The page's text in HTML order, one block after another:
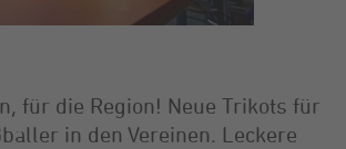
für die Region! Neue Trikots für
in den Vereinen. Leckere